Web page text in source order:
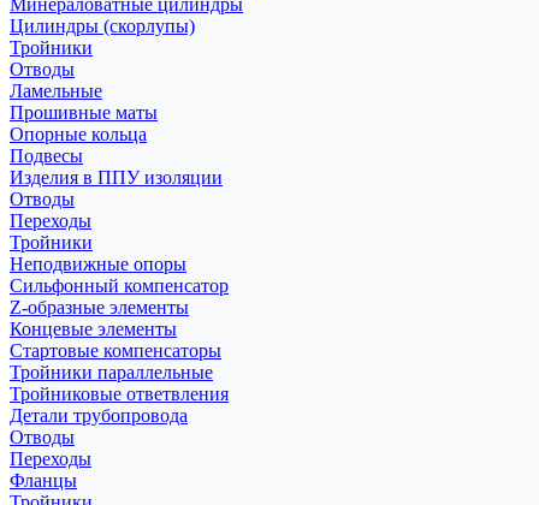
Минераловатные цилиндры
Цилиндры (скорлупы)
Тройники
Отводы
Ламельные
Прошивные маты
Опорные кольца
Подвесы
Изделия в ППУ изоляции
Отводы
Переходы
Тройники
Неподвижные опоры
Cильфонный компенсатор
Z-образные элементы
Концевые элементы
Стартовые компенсаторы
Тройники параллельные
Тройниковые ответвления
Детали трубопровода
Отводы
Переходы
Фланцы